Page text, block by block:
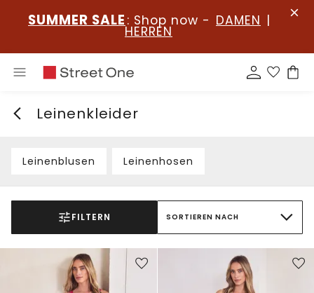
SUMMER SALE : Shop now - DAMEN |
HERREN
Leinenkleider
Leinenblusen Leinenhosen
FILTERN SORTIEREN NACH